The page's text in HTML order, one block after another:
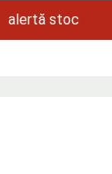
alertă stoc